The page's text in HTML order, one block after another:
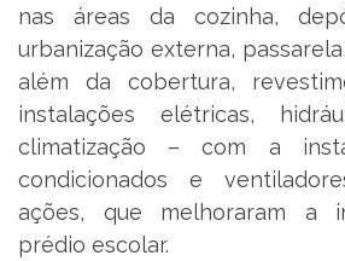
nas áreas da cozinha,
urbanização externa,
além da cobertura,
instalações elétricas,
climatização – com a
condicionados e
ações, que melhoraram a
prédio escolar.